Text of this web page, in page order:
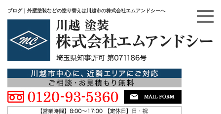
ブログ｜外壁塗装などの塗り替えは川越市の株式会社エムアンドシーへ